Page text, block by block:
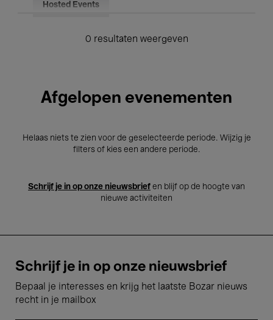
Hosted Events
0 resultaten weergeven
Afgelopen evenementen
Helaas niets te zien voor de geselecteerde periode. Wijzig je
filters of kies een andere periode.
Schrijf je in op onze nieuwsbrief en blijf op de hoogte van
nieuwe activiteiten
Schrijf je in op onze nieuwsbrief
Bepaal je interesses en krijg het laatste Bozar nieuws
recht in je mailbox